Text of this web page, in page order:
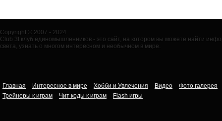
Copyright © 2007 - 2024
Club 3t клуб единомышленников - это сайт, на котором вы можете найти
света, узнать о многом интересном и необычном в мире.
Главная Интересное в мире Хобби и Увлечения Видео
Фото галерея
Трейнеры к играм
Чит коды к играм Flash игры